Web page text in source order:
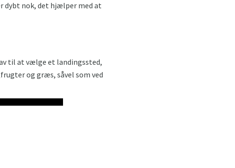
dybt nok, det hjælper med at
til at vælge et landingssted,
og græs, såvel som ved